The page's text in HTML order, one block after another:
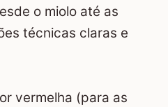
o miolo até as
técnicas claras e
vermelha (para as